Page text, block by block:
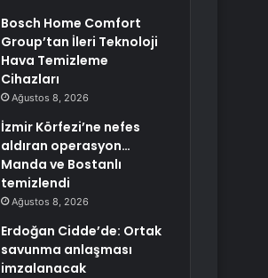
Bosch Home Comfort
Group’tan İleri Teknoloji
Hava Temizleme
Cihazları
Ağustos 8, 2026
İzmir Körfezi’ne nefes
aldıran operasyon…
Manda ve Bostanlı
temizlendi
Ağustos 8, 2026
Erdoğan Cidde’de: Ortak
savunma anlaşması
imzalanacak